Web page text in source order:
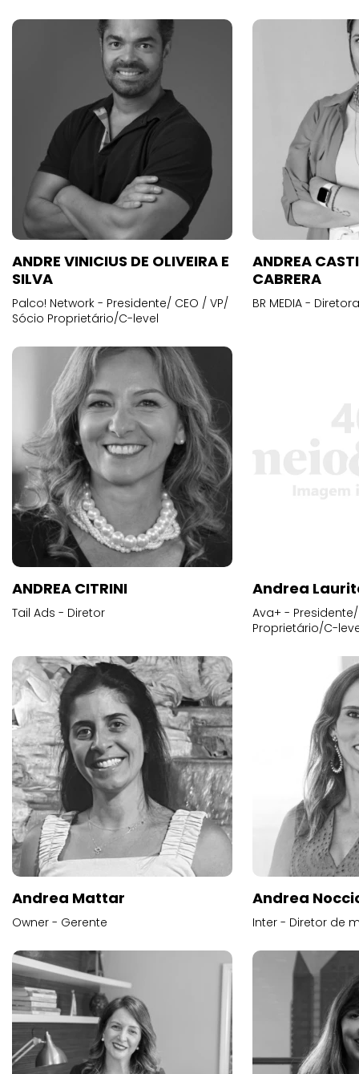
ANDRE VINICIUS DE OLIVEIRA E
SILVA
Palco! Network - Presidente/ CEO / VP/
Sócio Proprietário/C-level
ANDREA
CABRERA
BR MEDIA -
ANDREA CITRINI
Tail Ads - Diretor
Andrea
Ava+ -
Proprietário/C-
Andrea Mattar
Owner - Gerente
Andrea
Inter - Diretor de